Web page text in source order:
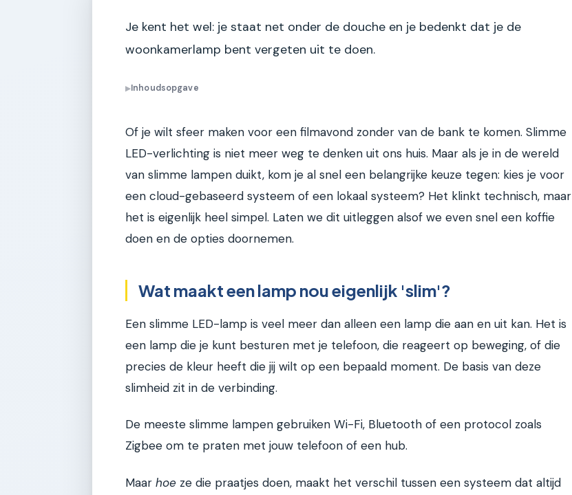
Je kent het wel: je staat net onder de douche en je bedenkt dat je de
woonkamerlamp bent vergeten uit te doen.
▶Inhoudsopgave
Of je wilt sfeer maken voor een filmavond zonder van de bank te komen. Slimme
LED-verlichting is niet meer weg te denken uit ons huis. Maar als je in de wereld
van slimme lampen duikt, kom je al snel een belangrijke keuze tegen: kies je voor
een cloud-gebaseerd systeem of een lokaal systeem? Het klinkt technisch, maar
het is eigenlijk heel simpel. Laten we dit uitleggen alsof we even snel een koffie
doen en de opties doornemen.
Wat maakt een lamp nou eigenlijk 'slim'?
Een slimme LED-lamp is veel meer dan alleen een lamp die aan en uit kan. Het is
een lamp die je kunt besturen met je telefoon, die reageert op beweging, of die
precies de kleur heeft die jij wilt op een bepaald moment. De basis van deze
slimheid zit in de verbinding.
De meeste slimme lampen gebruiken Wi-Fi, Bluetooth of een protocol zoals
Zigbee om te praten met jouw telefoon of een hub.
Maar hoe ze die praatjes doen, maakt het verschil tussen een systeem dat altijd